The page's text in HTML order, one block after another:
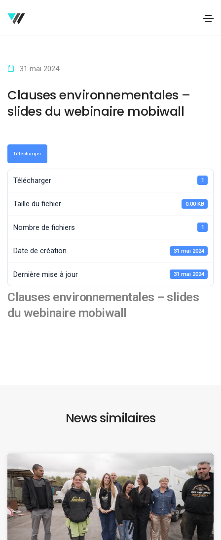
31 mai 2024
Clauses environnementales –
slides du webinaire mobiwall
Télécharger
Télécharger 1
Taille du fichier 0.00 KB
Nombre de fichiers 1
Date de création 31 mai 2024
Dernière mise à jour 31 mai 2024
Clauses environnementales – slides
du webinaire mobiwall
News similaires